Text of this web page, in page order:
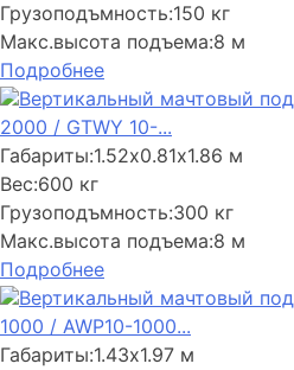
Грузоподъмность:150 кг
Макс.высота подъема:8 м
Подробнее
Вертикальный мачтовый
2000 / GTWY 10-...
Габариты:1.52х0.81х1.86 м
Вес:600 кг
Грузоподъмность:300 кг
Макс.высота подъема:8 м
Подробнее
Вертикальный мачтовый
1000 / AWP10-1000...
Габариты:1.43х1.97 м